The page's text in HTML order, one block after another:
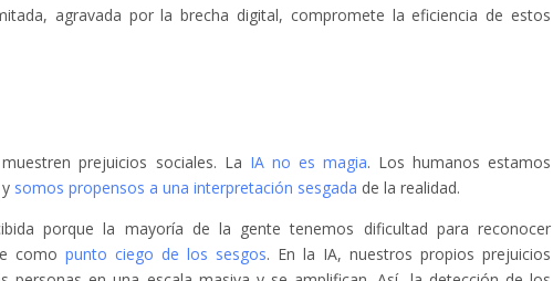
agravada por la brecha digital, compromete la eficiencia de estos
prejuicios sociales. La IA no es magia. Los humanos estamos
somos propensos a una interpretación sesgada de la realidad.
porque la mayoría de la gente tenemos dificultad para reconocer
comopunto ciego de los sesgos. En la IA, nuestros propios prejuicios